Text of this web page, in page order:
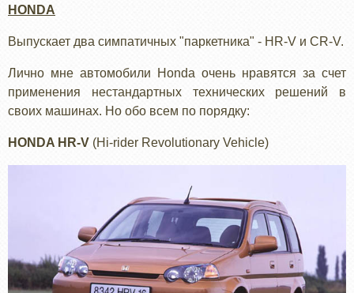
HONDA
Выпускает два симпатичных "паркетника" - HR-V и CR-V.
Лично мне автомобили Honda очень нравятся за счет
применения нестандартных технических решений в
своих машинах. Но обо всем по порядку:
HONDA HR-V (Hi-rider Revolutionary Vehicle)